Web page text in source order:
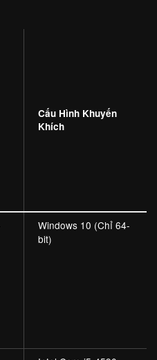
Cấu Hình Khuyến
Khích
Windows 10 (Chỉ 64-
bit)